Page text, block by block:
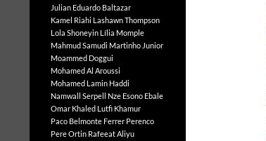
Julian Eduardo Baltazar
Kamel Riahi Lashawn Thompson
Lola Shoneyin Lília Momple
Mahmud Samudi Martinho Junior
Moammed Doggui
Mohamed Al Aroussi
Mohamed Lamin Haddi
Namwall Serpell Nze Esono Ebale
Omar Khaled Lutfi Khamur
Paco Belmonte Ferrer Perenco
Pere Ortin Rafeeat Aliyu